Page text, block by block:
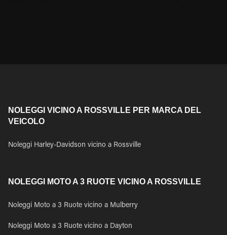
NOLEGGI VICINO A ROSSVILLE PER MARCA DEL
VEICOLO
Noleggi Harley-Davidson vicino a Rossville
NOLEGGI MOTO A 3 RUOTE VICINO A ROSSVILLE
Noleggi Moto a 3 Ruote vicino a Mulberry
Noleggi Moto a 3 Ruote vicino a Dayton